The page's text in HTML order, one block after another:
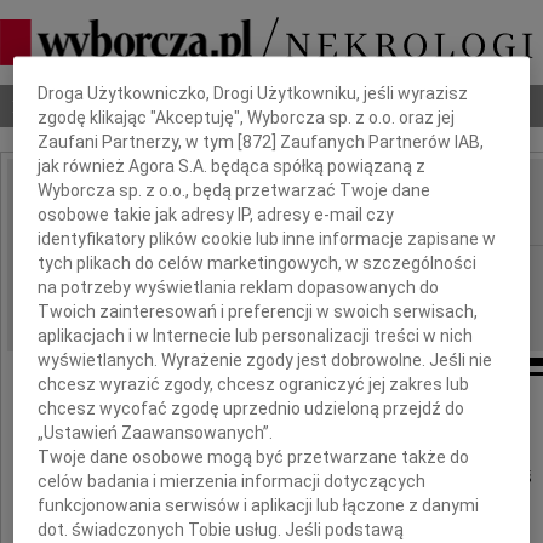
Nekrologi Odeszli Poradnik pogrzebowy
IMIĘ I NAZWISKO: Leszek Nagórski
REGION: Katowice
DATA EMISJI: 12.08.2024
Z głębokim żalem zawiadamiamy,
że dnia 5 sierpnia 2024 przeżywszy lat 76
odszedł nasz Tata, Brat i ukochany Dziadziuś
Dbamy o Twoją prywatność
Droga Użytkowniczko, Drogi Użytkowniku, jeśli wyrazisz
zgodę klikając "Akceptuję", Wyborcza sp. z o.o. oraz jej
Zaufani Partnerzy, w tym [872 ] Zaufanych Partnerów IAB,
jak również Agora S.A. będąca spółką powiązaną z
Wyborcza sp. z o.o., będą przetwarzać Twoje dane
osobowe takie jak adresy IP, adresy e-mail czy
identyfikatory plików cookie lub inne informacje zapisane w
tych plikach do celów marketingowych, w szczególności
na potrzeby wyświetlania reklam dopasowanych do
Twoich zainteresowań i preferencji w swoich serwisach,
aplikacjach i w Internecie lub personalizacji treści w nich
wyświetlanych. Wyrażenie zgody jest dobrowolne. Jeśli nie
chcesz wyrazić zgody, chcesz ograniczyć jej zakres lub
chcesz wycofać zgodę uprzednio udzieloną przejdź do
„Ustawień Zaawansowanych”.
Twoje dane osobowe mogą być przetwarzane także do
celów badania i mierzenia informacji dotyczących
funkcjonowania serwisów i aplikacji lub łączone z danymi
dot. świadczonych Tobie usług. Jeśli podstawą